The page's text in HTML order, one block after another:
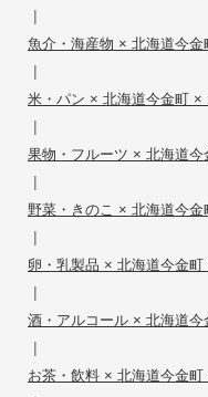
|
魚介・海産物 × 北海道今
|
米・パン × 北海道今金町 ×
|
果物・フルーツ × 北海道
|
野菜・きのこ × 北海道今
|
卵・乳製品 × 北海道今金
|
酒・アルコール × 北海道
|
お茶・飲料 × 北海道今金